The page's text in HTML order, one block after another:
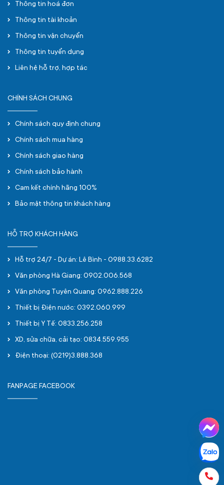
Thông tin hoá đơn
Thông tin tài khoản
Thông tin vận chuyển
Thông tin tuyển dụng
Liên hệ hỗ trợ, hợp tác
CHÍNH SÁCH CHUNG
Chính sách quy định chung
Chính sách mua hàng
Chính sách giao hàng
Chính sách bảo hành
Cam kết chính hãng 100%
Bảo mật thông tin khách hàng
HỖ TRỢ KHÁCH HÀNG
Hỗ trợ 24/7 - Dự án: Lê Bình - 0988.33.6282
Văn phòng Hà Giang: 0902.006.568
Văn phòng Tuyên Quang: 0962.888.226
Thiết bị Điện nước: 0392.060.999
Thiết bị Y Tế: 0833.256.258
XD, sửa chữa, cải tạo: 0834.559.955
Điện thoại: (0219)3.888.368
FANPAGE FACEBOOK